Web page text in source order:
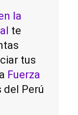
la
te
tus
Fuerza
del Perú